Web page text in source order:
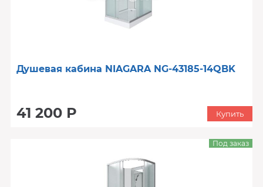
Душевая кабина NIAGARA NG-43185-14QBK
41 200 Р Купить
Под заказ